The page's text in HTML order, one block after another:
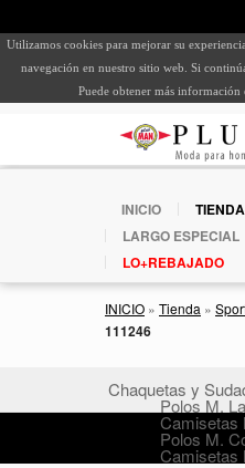
Utilizamos cookies para mejorar su
navegación en nuestro sitio web. Si
Puede obtener más información
INICIO TIENDA
LARGO ESPECIAL
LO+REBAJADO
INICIO » Tienda »
111246
Chaquetas y
Polos M.
Camisetas
Polos M.
Camisetas